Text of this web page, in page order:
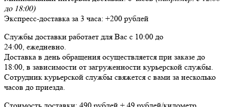
до 18:00)
Экспресс-доставка за 3 часа: +200 рублей
Службы доставки работает для Вас с 10:00 до
24:00, ежедневно.
Доставка в день обращения осуществляется при заказе до
18:00, в зависимости от загруженности курьерской службы.
Сотрудник курьерской службы свяжется с вами за несколько
часов до приезда.